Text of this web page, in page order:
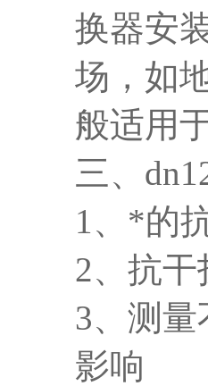
换器安
场，如
般适用
三、
1、*的
2、抗
3、测
影响